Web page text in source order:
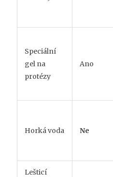
Speciální
gel na
protézy
Ano
Horká voda Ne
Lešticí